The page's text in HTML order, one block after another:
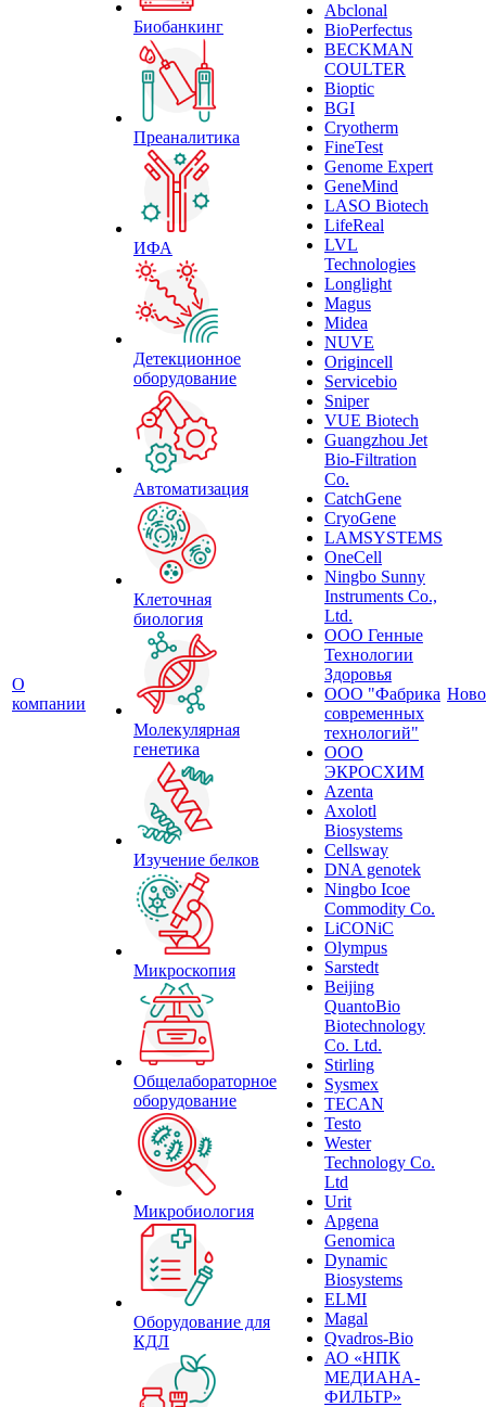
О
компании
Биобанкинг
Преаналитика
ИФА
Детекционное
оборудование
Автоматизация
Клеточная
биология
Молекулярная
генетика
Изучение белков
Микроскопия
Общелабораторное
оборудование
Микробиология
Оборудование для
КДЛ
Abclonal
BioPerfectus
BECKMAN
COULTER
Bioptic
BGI
Cryotherm
FineTest
Genome Expert
GeneMind
LASO Biotech
LifeReal
LVL
Technologies
Longlight
Magus
Midea
NUVE
Origincell
Servicebio
Sniper
VUE Biotech
Guangzhou Jet
Bio-Filtration
Co.
CatchGene
CryoGene
LAMSYSTEMS
OneCell
Ningbo Sunny
Instruments Co.,
Ltd.
ООО Генные
Технологии
Здоровья
ООО "Фабрика
современных
технологий"
ООО
ЭКРОСХИМ
Azenta
Axolotl
Biosystems
Cellsway
DNA genotek
Ningbo Icoe
Commodity Co.
LiCONiC
Olympus
Sarstedt
Beijing
QuantoBio
Biotechnology
Co. Ltd.
Stirling
Sysmex
TECAN
Testo
Wester
Technology Co.
Ltd
Urit
Apgena
Genomica
Dynamic
Biosystems
ELMI
Magal
Qvadros-Bio
АО «НПК
МЕДИАНА-
ФИЛЬТР»